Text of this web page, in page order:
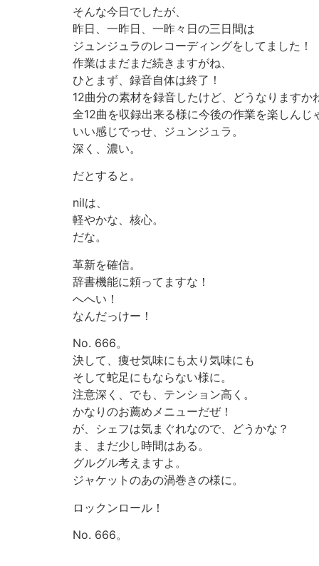
そんな今日でしたが、
昨日、一昨日、一昨々日の三日間は
ジュンジュラのレコーディングをしてました！
作業はまだまだ続きますがね、
ひとまず、録音自体は終了！
12曲分の素材を録音したけど、どうなりますか
全12曲を収録出来る様に今後の作業を楽しんじ
いい感じでっせ、ジュンジュラ。
深く、濃い。
だとすると。
nilは、
軽やかな、核心。
だな。
革新を確信。
辞書機能に頼ってますな！
へへい！
なんだっけー！
No. 666。
決して、痩せ気味にも太り気味にも
そして蛇足にもならない様に。
注意深く、でも、テンション高く。
かなりのお薦めメニューだぜ！
が、シェフは気まぐれなので、どうかな？
ま、まだ少し時間はある。
グルグル考えますよ。
ジャケットのあの渦巻きの様に。
ロックンロール！
No. 666。